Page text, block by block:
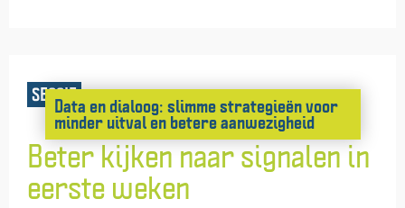
SESSIE
Data en dialoog: slimme strategieën voor
minder uitval en betere aanwezigheid
Beter kijken naar signalen in
eerste weken